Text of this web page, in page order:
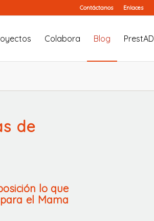
Contáctanos Enlaces
Colabora Blog PrestAD
de
lo que
el Mama